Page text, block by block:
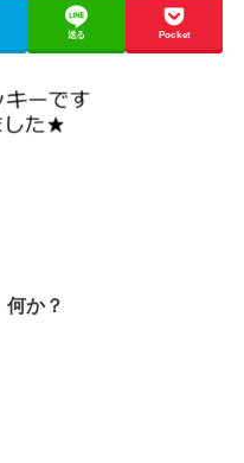
送る Pocket
か？